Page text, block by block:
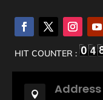
HIT COUNTER :
 Address